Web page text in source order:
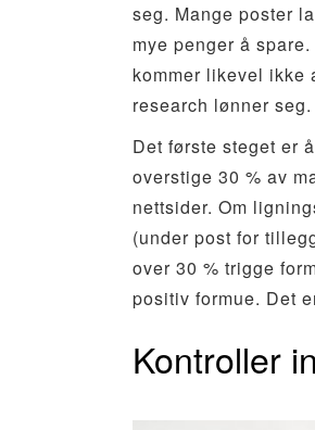
seg. Mange poster
mye penger å
kommer likevel ikke
research lønner
Det første steget er
overstige 30 % av
nettsider. Om
(under post for
over 30 % trigge
positiv formue. Det
Kontroller